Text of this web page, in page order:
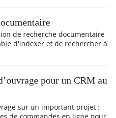
de recherche documentaire
d'indexer et de rechercher à
pour un CRM au
sur un important projet :